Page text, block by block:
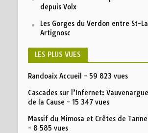
depuis Volx
Les Gorges du Verdon entre St-
Artignosc
LES PLUS VUES
Randoaix Accueil - 59 823 vues
Cascades sur l’Infernet:
de la Cause - 15 347 vues
Massif du Mimosa et Crêtes de
- 8 585 vues